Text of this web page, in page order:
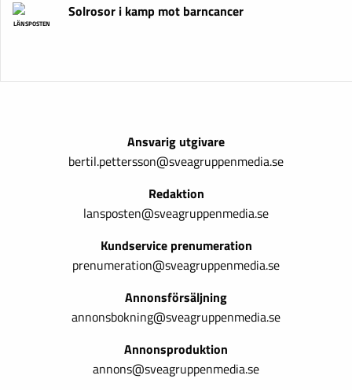
LÄNSPOSTEN
Solrosor i kamp mot barncancer
Ansvarig utgivare
bertil.pettersson@sveagruppenmedia.se
Redaktion
lansposten@sveagruppenmedia.se
Kundservice prenumeration
prenumeration@sveagruppenmedia.se
Annonsförsäljning
annonsbokning@sveagruppenmedia.se
Annonsproduktion
annons@sveagruppenmedia.se